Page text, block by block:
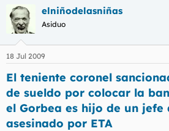
c
i
a
d
o
d
e
e
h
e
i
c
o
elniñodelasniñas
Asiduo
18 Jul 2009
El teniente coronel
de sueldo por colocar la
el Gorbea es hijo de un jefe
asesinado por ETA